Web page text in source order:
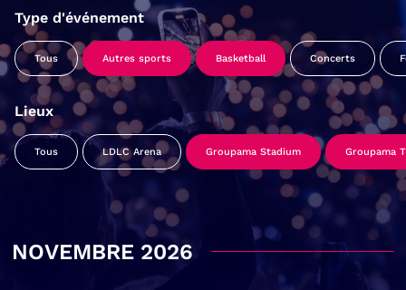
Type d'événement
Tous Autres sports Basketball Concerts
Lieux
Tous LDLC Arena Groupama Stadium Groupama
NOVEMBRE 2026